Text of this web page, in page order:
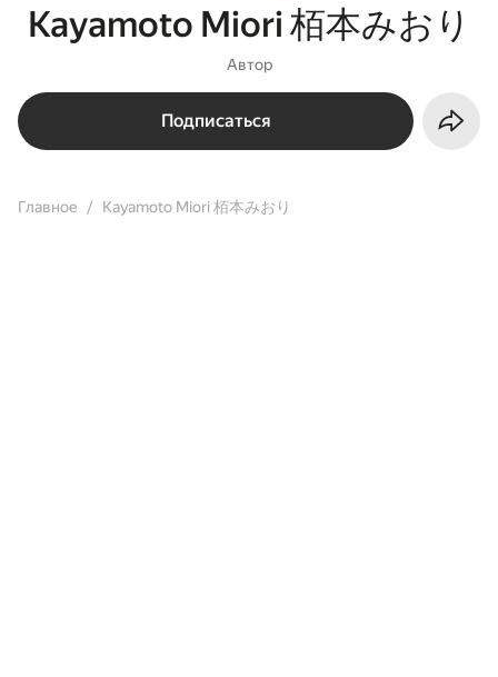
Kayamoto Miori 栢本みおり
Автор
Подписаться
Главное Kayamoto Miori 栢本みおり